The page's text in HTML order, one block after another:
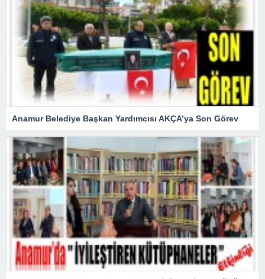
Anamur Belediye Başkan Yardımcısı AKÇA’ya Son Görev